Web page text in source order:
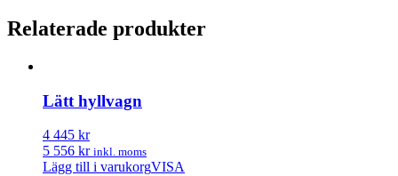
Relaterade produkter
Lätt hyllvagn
4 445 kr
5 556 kr inkl. moms
Lägg till i varukorgVISA